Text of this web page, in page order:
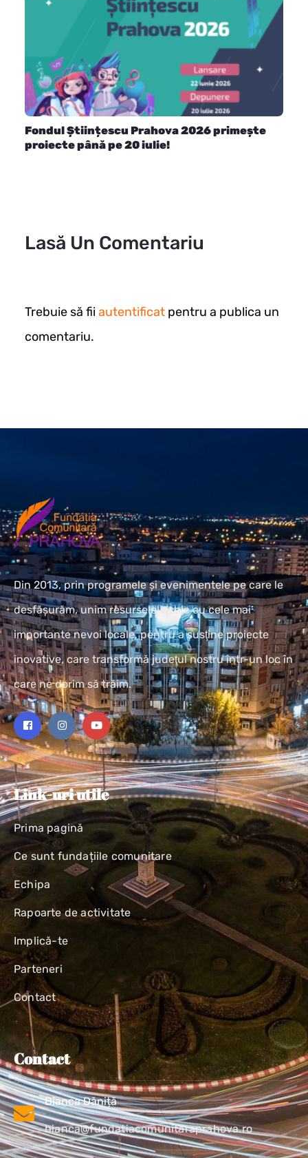
Fondul Științescu Prahova 2026 primește
proiecte până pe 20 iulie!
Lasă Un Comentariu
Trebuie să fiiautentificat pentru a publica un
comentariu.
Din 2013, prin programele și evenimentele pe care le
desfășurăm, unim resursele locale cu cele mai
importante nevoi locale, pentru a susţine proiecte
inovative, care transformă judeţul nostru într-un loc în
care ne dorim să trăim.
Link-uri utile
Prima pagină
Ce sunt fundațiile comunitare
Echipa
Rapoarte de activitate
Implică-te
Parteneri
Contact
Contact
Bianca Dăniță
bianca@fundatiacomunitaraprahova.ro